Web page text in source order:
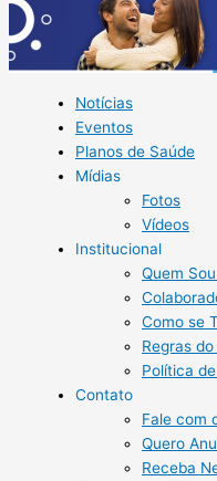
Notícias
Eventos
Planos de Saúde
Mídias
Fotos
Vídeos
Institucional
Quem
Como se
Regras
Política
Contato
Fale com
Quero
Receba